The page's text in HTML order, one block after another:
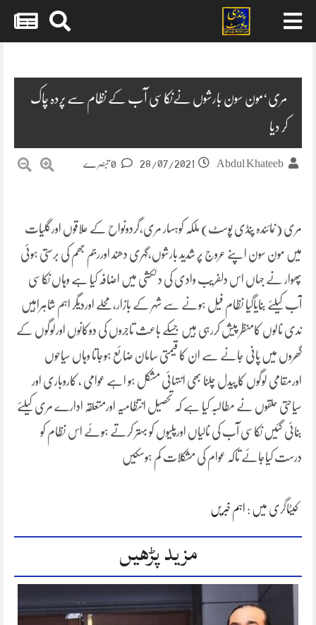
مری‘مون سون بارشوں نےنکاسی آب کے نظام سے پردہ چاک
کر دیا
Abdul Khateeb
28/07/2021
مری (نمائندہ پنڈی پوسٹ) ملکہ کوہسار مری،گردونواح کے علاقوں اورگلیات
میں مون سون اپنے عروج پر شدید بارشوں،گہری دھند اوررجم جھم کی برستی ہوئی
پھوار نے جہاں اس دلفریب وادی کی دلکشی میں اضافہ کیا ہے وہاں نکاسی
آب کیلئے بنایاگیا نظام فیل ہونے سے شہر کے بازار،محلے اوردیگر اہم شاہراہیں
ندی نالوں کامنظر پیش کررہی ہیں جسکے باعث تاجروں کی دوکانوں اورلوگوں کے
گھروں میں پانی جانے سے ان کا قیمتی سامان ضائع ہوجاتا وہاں سیاحوں
اورمقامی لوگوں کا پیدل چلنا بھی انتہائی مشکل ہو اہے عوامی ، کاروباری اور
سیاحتی حلقوں نے مطالبہ کیا ہے کہ تحصیل انتظامیہ اورمتعلقہ ادارے مری کیلئے
بنائی گئیں نکاسی آب کی نالیاں اورپلیوں کو بہتر کرتے ہوئے اس نظام کو
درست کیاجائے تاکہ عوام کی مشکلات کم ہوسکیں
کیٹاگری میں : اہم خبریں
مزید پڑھیں